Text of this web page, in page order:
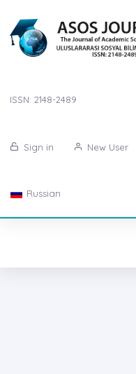
ISSN: 2148-2489
Sign in New User
Russian